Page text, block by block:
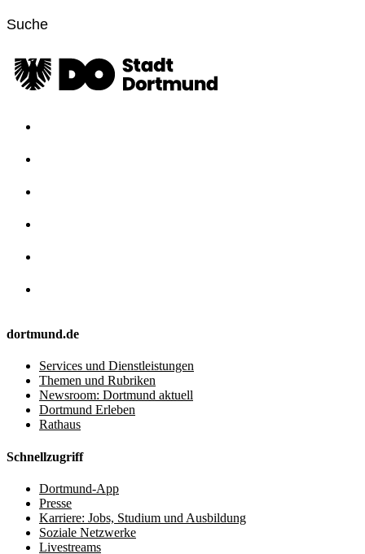
dortmund.de
Services und Dienstleistungen
Themen und Rubriken
Newsroom: Dortmund aktuell
Dortmund Erleben
Rathaus
Schnellzugriff
Dortmund-App
Presse
Karriere: Jobs, Studium und Ausbildung
Soziale Netzwerke
Livestreams